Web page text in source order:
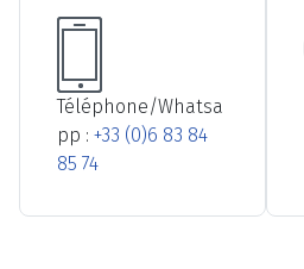
Téléphone/Whatsa
pp : +33 (0)6 83 84
85 74